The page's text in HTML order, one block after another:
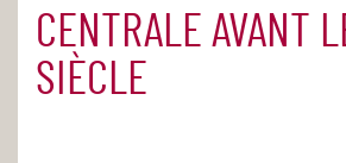
CENTRALE AVANT
SIÈCLE